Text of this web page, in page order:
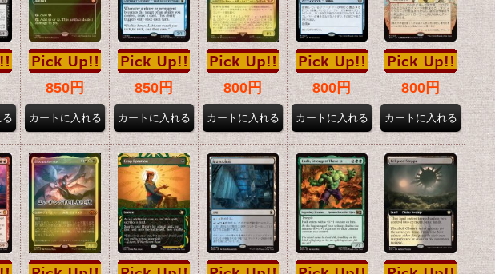
850円 850円 800円 800円 800円